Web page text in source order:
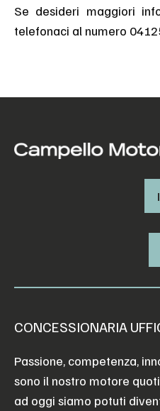
Se desideri maggiori
telefonaci al numero
CONCESSIONARIA
Passione, competenza,
sono il nostro motore
ad oggi siamo potuti